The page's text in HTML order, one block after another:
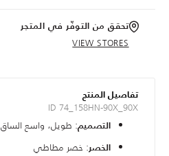
تحقق من التوفّر في المتجر
VIEW STORES
تفاصيل المنتج
ID 74_158HN-90X_90X
التصميم: طويل، واسع الساق
الخصر: خصر مطاطي